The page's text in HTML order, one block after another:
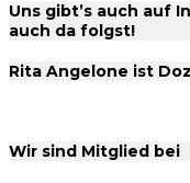
Uns gibt’s auch auf
auch da folgst!
Rita Angelone ist
Wir sind Mitglied bei